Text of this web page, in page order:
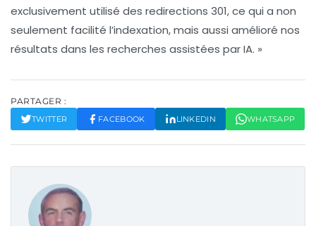
exclusivement utilisé des redirections 301, ce qui a non
seulement facilité l’indexation, mais aussi amélioré nos
résultats dans les recherches assistées par IA. »
PARTAGER :
TWITTER FACEBOOK LINKEDIN WHATSAPP